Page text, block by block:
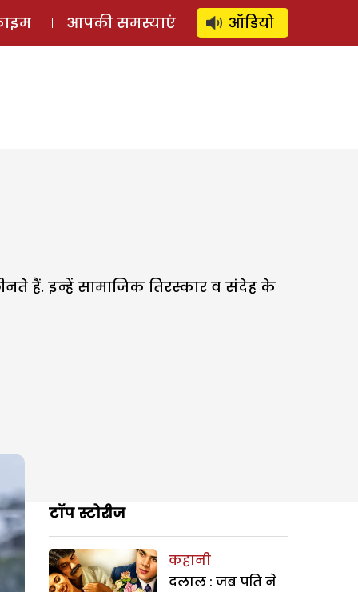
लॉग इन ⚲ SUBSCRIBE
आपकी समस्याएं ऑडियो
हैं. इन्हें सामाजिक तिरस्कार व संदेह के
टॉप स्टोरीज
कहानी
दलाल : जब पति ने